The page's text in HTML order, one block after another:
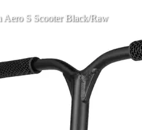
Aero S Scooter Black/Raw